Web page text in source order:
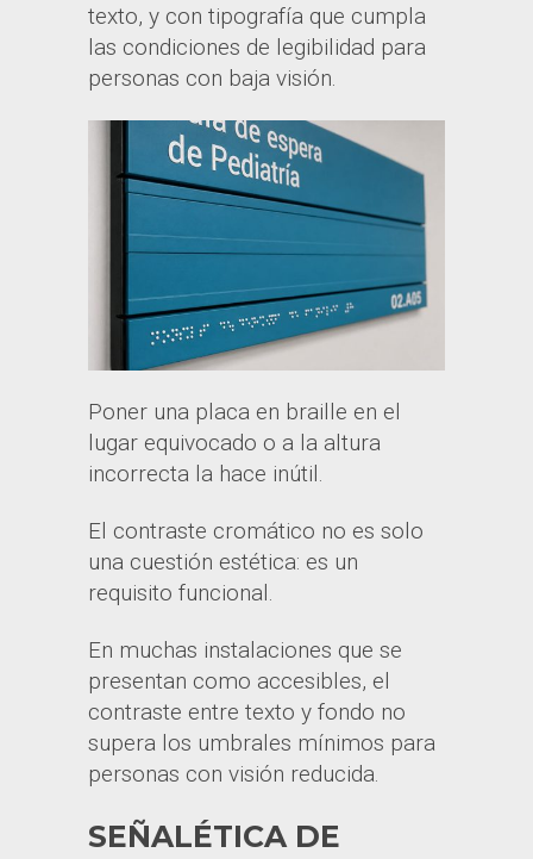
texto, y con tipografía que cumpla
las condiciones de legibilidad para
personas con baja visión.
Poner una placa en braille en el
lugar equivocado o a la altura
incorrecta la hace inútil.
El contraste cromático no es solo
una cuestión estética: es un
requisito funcional.
En muchas instalaciones que se
presentan como accesibles, el
contraste entre texto y fondo no
supera los umbrales mínimos para
personas con visión reducida.
SEÑALÉTICA DE